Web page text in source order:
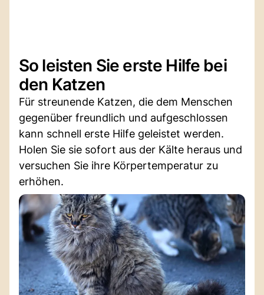
So leisten Sie erste Hilfe bei
den Katzen
Für streunende Katzen, die dem Menschen
gegenüber freundlich und aufgeschlossen
kann schnell erste Hilfe geleistet werden.
Holen Sie sie sofort aus der Kälte heraus und
versuchen Sie ihre Körpertemperatur zu
erhöhen.